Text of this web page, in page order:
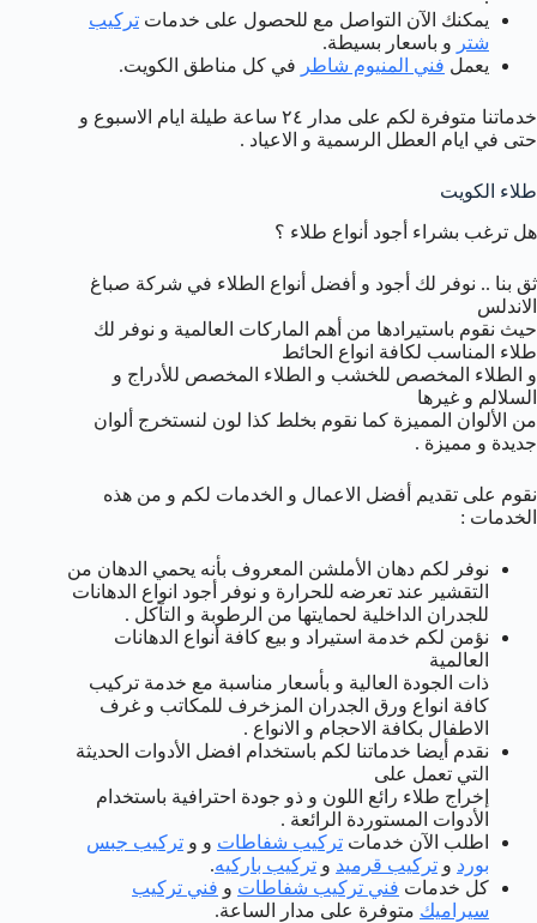
يمكنك الآن التواصل مع للحصول على خدمات تركيب
شتر و باسعار بسيطة.
يعمل فني المنيوم شاطر في كل مناطق الكويت.
خدماتنا متوفرة لكم على مدار ٢٤ ساعة طيلة ايام الاسبوع و
حتى في ايام العطل الرسمية و الاعياد .
طلاء الكويت
هل ترغب بشراء أجود أنواع طلاء ؟
ثق بنا .. نوفر لك أجود و أفضل أنواع الطلاء في شركة صباغ
الاندلس
حيث نقوم باستيرادها من أهم الماركات العالمية و نوفر لك
طلاء المناسب لكافة انواع الحائط
و الطلاء المخصص للخشب و الطلاء المخصص للأدراج و
السلالم و غيرها
من الألوان المميزة كما نقوم بخلط كذا لون لنستخرج ألوان
جديدة و مميزة .
نقوم على تقديم أفضل الاعمال و الخدمات لكم و من هذه
الخدمات :
نوفر لكم دهان الأملشن المعروف بأنه يحمي الدهان من
التقشير عند تعرضه للحرارة و نوفر أجود انواع الدهانات
للجدران الداخلية لحمايتها من الرطوبة و التآكل .
نؤمن لكم خدمة استيراد و بيع كافة أنواع الدهانات
العالمية
ذات الجودة العالية و بأسعار مناسبة مع خدمة تركيب
كافة انواع ورق الجدران المزخرف للمكاتب و غرف
الاطفال بكافة الاحجام و الانواع .
نقدم أيضا خدماتنا لكم باستخدام افضل الأدوات الحديثة
التي تعمل على
إخراج طلاء رائع اللون و ذو جودة احترافية باستخدام
الأدوات المستوردة الرائعة .
اطلب الآن خدمات تركيب شفاطات و و تركيب جبس
بورد و تركيب قرميد و تركيب باركيه.
كل خدمات فني تركيب شفاطات و فني تركيب
سيراميك متوفرة على مدار الساعة.